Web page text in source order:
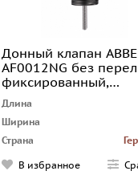
Донный клапан
AF0012NG без
фиксированный,
оружейная сталь
Длина
Ширина
Страна
Система клик-клак
В избранное